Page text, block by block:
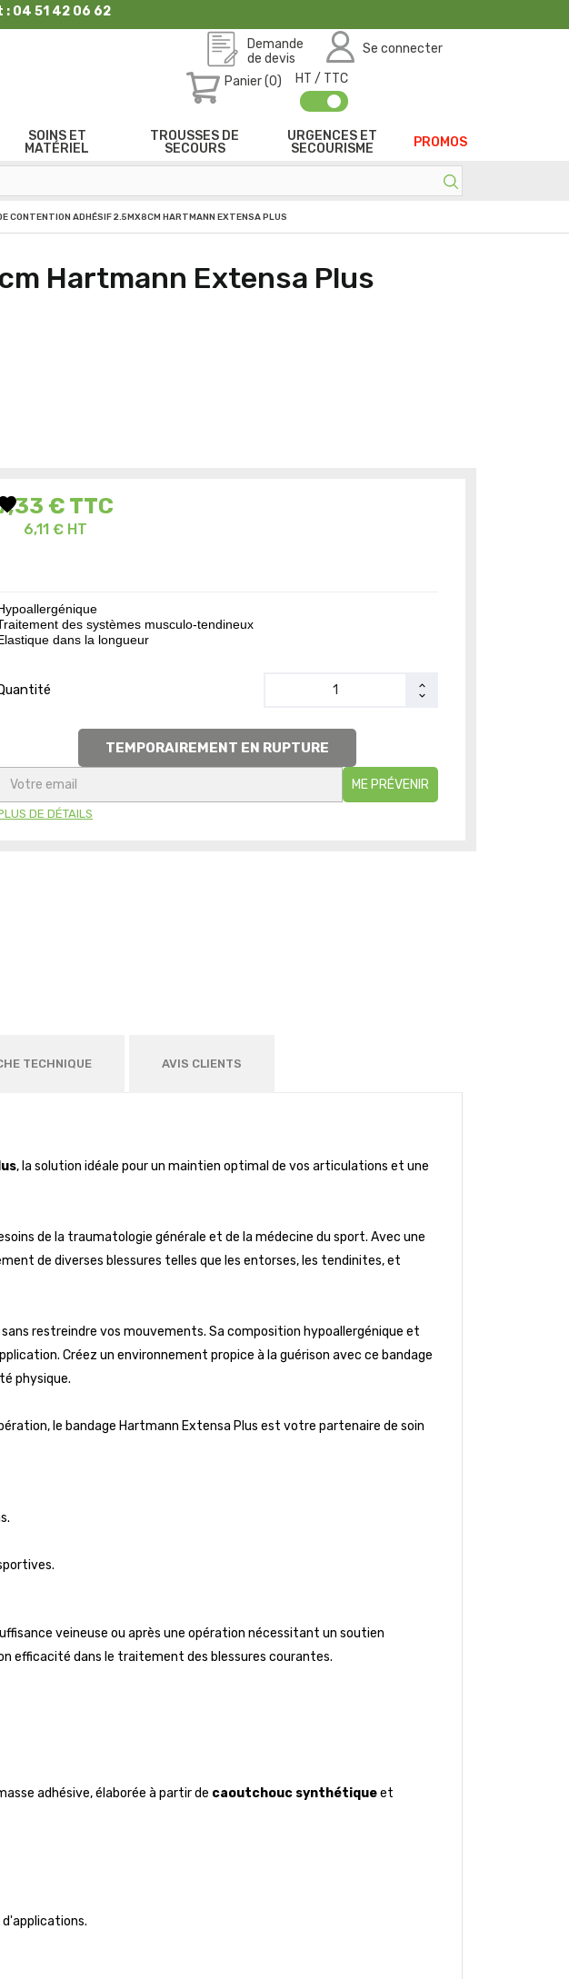
04 51 42 06 62
Demande
de devis
Se connecter
Panier (0) HT / TTC
SOINS ET
MATÉRIEL
TROUSSES DE
SECOURS
URGENCES ET
SECOURISME
PROMOS
CONTENTION ADHÉSIF 2.5MX8CM HARTMANN EXTENSA PLUS
Hartmann Extensa Plus
€ TTC
6,11 € HT
des systèmes musculo-tendineux
dans la longueur
TEMPORAIREMENT EN RUPTURE
ME PRÉVENIR
DE DÉTAILS
TECHNIQUE AVIS CLIENTS
, la solution idéale pour un maintien optimal de vos articulations et une
de la traumatologie générale et de la médecine du sport. Avec une
de diverses blessures telles que les entorses, les tendinites, et
restreindre vos mouvements. Sa composition hypoallergénique et
Créez un environnement propice à la guérison avec ce bandage
physique.
le bandage Hartmann Extensa Plus est votre partenaire de soin
veineuse ou après une opération nécessitant un soutien
efficacité dans le traitement des blessures courantes.
adhésive, élaborée à partir de caoutchouc synthétiqueet